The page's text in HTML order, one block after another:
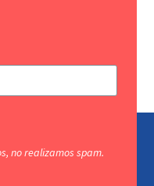
no realizamos spam.